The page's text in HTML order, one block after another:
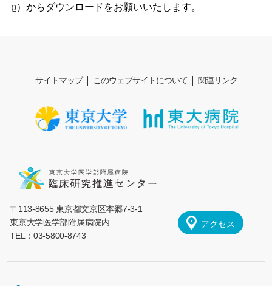
p）からダウンロードをお願いいたします。
サイトマップ このウェブサイトについて 関連リンク
〒113-8655 東京都文京区本郷7-3-1
東京大学医学部附属病院内
TEL：03-5800-8743
アクセス